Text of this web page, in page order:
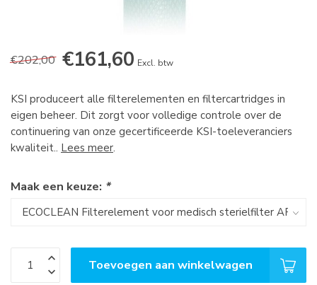
€202,00 €161,60 Excl. btw
KSI produceert alle filterelementen en filtercartridges in
eigen beheer. Dit zorgt voor volledige controle over de
continuering van onze gecertificeerde KSI-toeleveranciers
kwaliteit.. Lees meer.
Maak een keuze: *
Toevoegen aan winkelwagen